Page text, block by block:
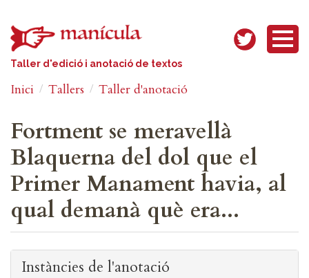
Taller d'edició i anotació de textos
Inici Tallers Taller d'anotació
Fortment se meravellà
Blaquerna del dol que el
Primer Manament havia, al
qual demanà què era...
Instàncies de l'anotació